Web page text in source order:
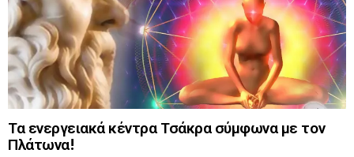
Τα ενεργειακά κέντρα Τσάκρα σύμφωνα με τον
Πλάτωνα!